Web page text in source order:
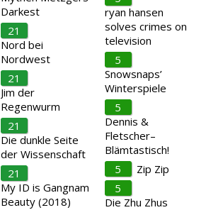
Darkest
21
Nord bei
Nordwest
21
Jim der
Regenwurm
21
Die dunkle Seite
der Wissenschaft
21
My ID is Gangnam
Beauty (2018)
ryan hansen
solves crimes on
television
5
Snowsnaps’
Winterspiele
5
Dennis &
Fletscher–
Blämtastisch!
5
Zip Zip
5
Die Zhu Zhus